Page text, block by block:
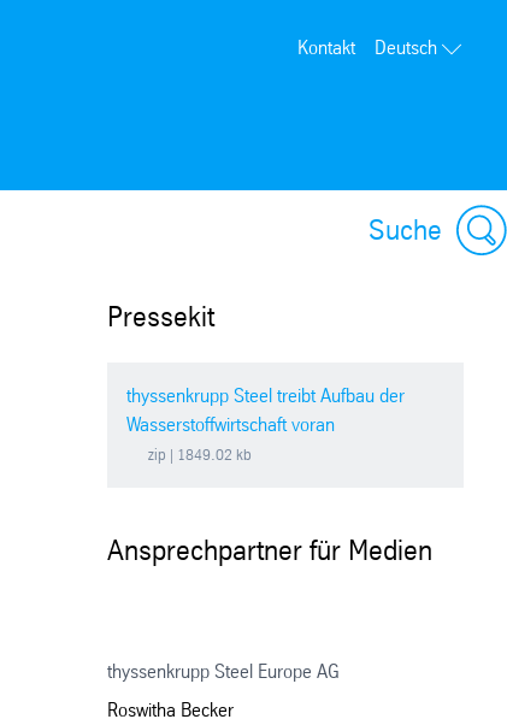
Kontakt Deutsch
Suche
Pressekit
thyssenkrupp Steel treibt Aufbau der
Wasserstoffwirtschaft voran
zip | 1849.02 kb
Ansprechpartner für Medien
thyssenkrupp Steel Europe AG
Roswitha Becker